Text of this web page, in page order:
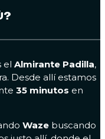
elAlmirante Padilla,
Desde allí estamos
35 minutos en
Waze buscando